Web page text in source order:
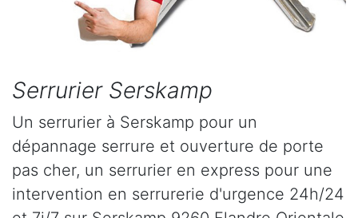
Serrurier Serskamp
Un serrurier à Serskamp pour un
dépannage serrure et ouverture de porte
pas cher, un serrurier en express pour une
intervention en serrurerie d'urgence 24h/24